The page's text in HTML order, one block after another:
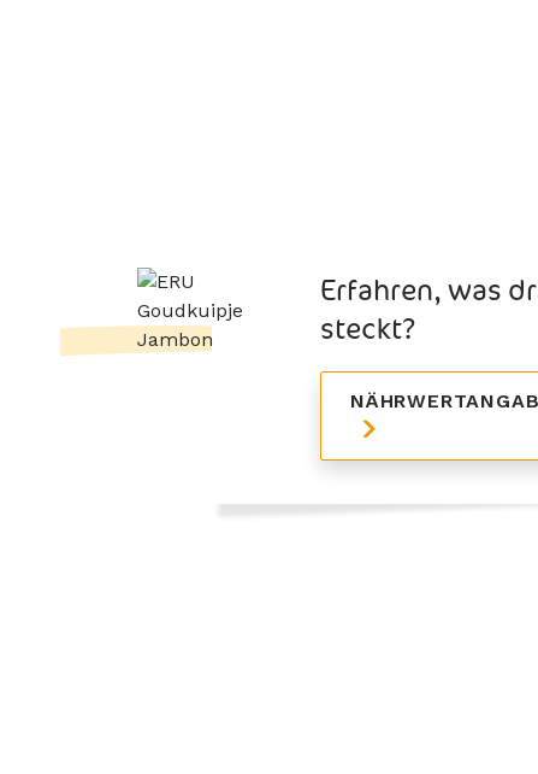
Erfahren, was
steckt?